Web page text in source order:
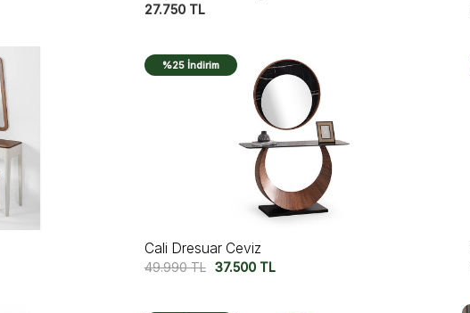
27.750TL
%25 İndirim
Cali Dresuar Ceviz
49.990TL 37.500TL